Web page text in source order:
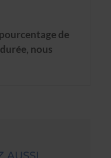
de
nous
AUSSI